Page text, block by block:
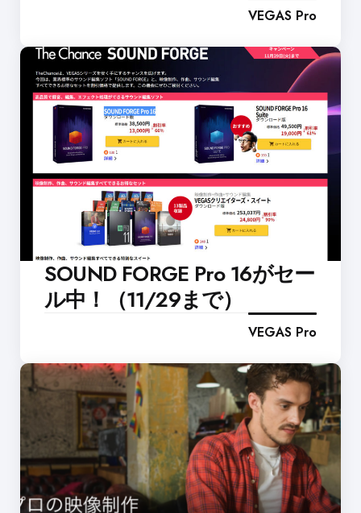
VEGAS Pro
SOUND FORGE Pro 16がセー
ル中！（11/29まで）
VEGAS Pro